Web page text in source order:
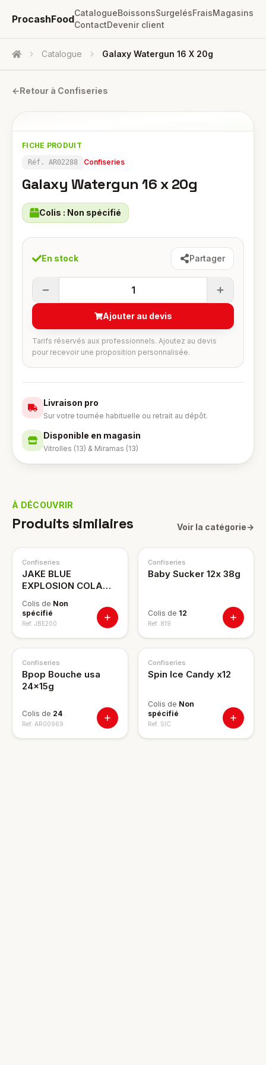
ProcashFood
CatalogueBoissonsSurgelésFraisMagasins
ContactDevenir client
Accueil Catalogue Galaxy Watergun 16 X 20g
←Retour à Confiseries
FICHE PRODUIT
Réf. AR02288 Confiseries
Galaxy Watergun 16 x 20g
Colis : Non spécifié
En stock Partager
1
Ajouter au devis
Tarifs réservés aux professionnels. Ajoutez au devis
pour recevoir une proposition personnalisée.
Livraison pro
Sur votre tournée habituelle ou retrait au dépôt.
Disponible en magasin
Vitrolles (13) & Miramas (13)
À DÉCOUVRIR
Produits similaires Voir la catégorie→
Confiseries
JAKE BLUE
EXPLOSION COLA
Colis de Non
spécifié
Ref. JBE200
Confiseries
Baby Sucker 12x 38g
Colis de 12
Ref. 819
Confiseries
Bpop Bouche usa
24x15g
Colis de 24
Ref. AR00969
Confiseries
Spin Ice Candy x12
Colis de Non
spécifié
Ref. SIC